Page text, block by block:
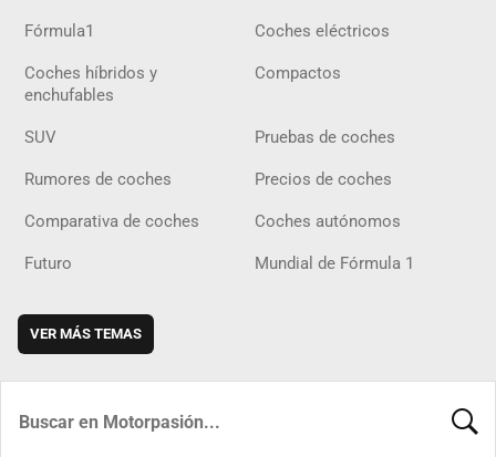
Fórmula1 Coches eléctricos
Coches híbridos y
enchufables
Compactos
SUV Pruebas de coches
Rumores de coches Precios de coches
Comparativa de coches Coches autónomos
Futuro Mundial de Fórmula 1
VER MÁS TEMAS